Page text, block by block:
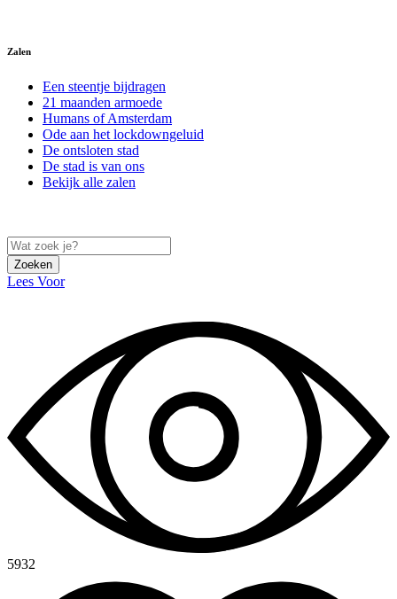
Zalen
Een steentje bijdragen
21 maanden armoede
Humans of Amsterdam
Ode aan het lockdowngeluid
De ontsloten stad
De stad is van ons
Bekijk alle zalen
Zoeken
Lees Voor
5932